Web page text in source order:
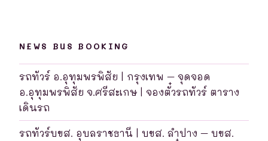
NEWS BUS BOOKING
รถทัวร์ อ.อุทุมพรพิสัย | กรุงเทพ – จุดจอด
อ.อุทุมพรพิสัย จ.ศรีสะเกษ | จองตั๋วรถทัวร์ ตาราง
เดินรถ
รถทัวร์บขส. อุบลราชธานี | บขส. ลำปาง – บขส.